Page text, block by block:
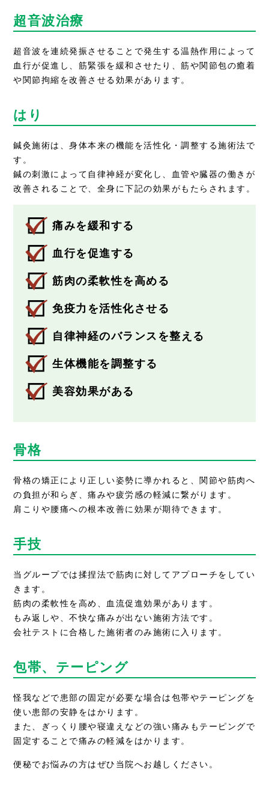
超音波治療
超音波を連続発振させることで発生する温熱作用によって
血行が促進し、筋緊張を緩和させたり、筋や関節包の癒着
や関節拘縮を改善させる効果があります。
はり
鍼灸施術は、身体本来の機能を活性化・調整する施術法で
す。
鍼の刺激によって自律神経が変化し、血管や臓器の働きが
改善されることで、全身に下記の効果がもたらされます。
痛みを緩和する
血行を促進する
筋肉の柔軟性を高める
免疫力を活性化させる
自律神経のバランスを整える
生体機能を調整する
美容効果がある
骨格
骨格の矯正により正しい姿勢に導かれると、関節や筋肉へ
の負担が和らぎ、痛みや疲労感の軽減に繋がります。
肩こりや腰痛への根本改善に効果が期待できます。
手技
当グループでは揉捏法で筋肉に対してアプローチをしてい
きます。
筋肉の柔軟性を高め、血流促進効果があります。
もみ返しや、不快な痛みが出ない施術方法です。
会社テストに合格した施術者のみ施術に入ります。
包帯、テーピング
怪我などで患部の固定が必要な場合は包帯やテーピングを
使い患部の安静をはかります。
また、ぎっくり腰や寝違えなどの強い痛みもテーピングで
固定することで痛みの軽減をはかります。
便秘でお悩みの方はぜひ当院へお越しください。